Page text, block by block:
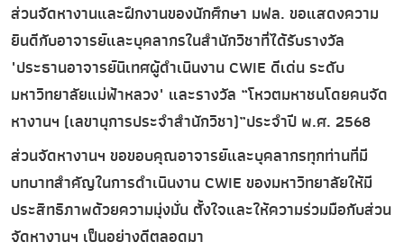
ส่วนจัดหางานและฝึกงานของนักศึกษา มฟล. ขอแสดงความ
ยินดีกับอาจารย์และบุคลากรในสำนักวิชาที่ได้รับรางวัล
"ประธานอาจารย์นิเทศผู้ดำเนินงาน CWIE ดีเด่น ระดับ
มหาวิทยาลัยแม่ฟ้าหลวง" และรางวัล “โหวตมหาชนโดยคนจัด
หางานฯ (เลขานุการประจำสำนักวิชา)”ประจำปี พ.ศ. 2568
ส่วนจัดหางานฯ ขอขอบคุณอาจารย์และบุคลากรทุกท่านที่มี
บทบาทสำคัญในการดำเนินงาน CWIE ของมหาวิทยาลัยให้มี
ประสิทธิภาพด้วยความมุ่งมั่น ตั้งใจและให้ความร่วมมือกับส่วน
จัดหางานฯ เป็นอย่างดีตลอดมา